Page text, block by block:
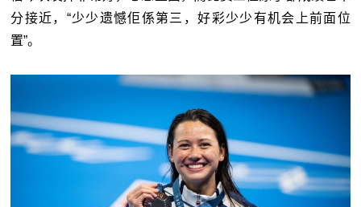
分接近，“少少遗憾佢係第三，好彩少少有机会上前面位
置”。